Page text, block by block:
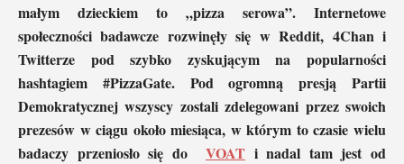
małym dzieckiem to „pizza serowa”. Internetowe
społeczności badawcze rozwinęły się w Reddit, 4Chan i
Twitterze pod szybko zyskującym na popularności
hashtagiem #PizzaGate. Pod ogromną presją Partii
Demokratycznej wszyscy zostali zdelegowani przez swoich
prezesów w ciągu około miesiąca, w którym to czasie wielu
badaczy przeniosło się do VOAT i nadal tam jest od